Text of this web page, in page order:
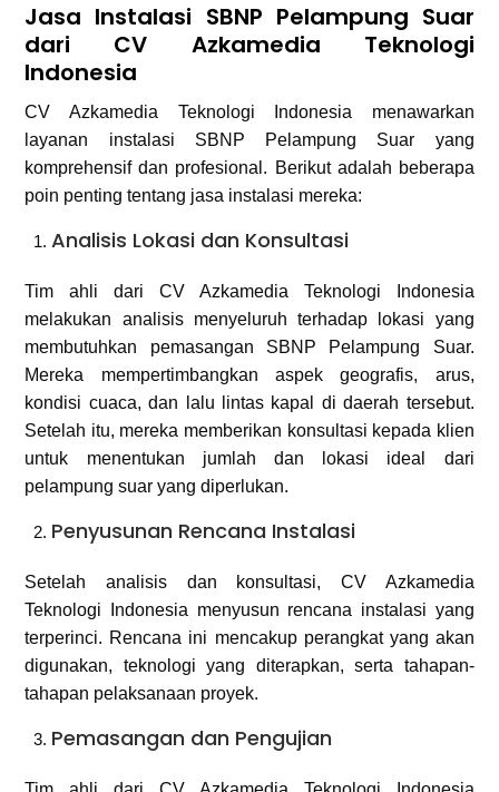
Jasa Instalasi SBNP Pelampung Suar
dari CV Azkamedia Teknologi
Indonesia
CV Azkamedia Teknologi Indonesia menawarkan
layanan instalasi SBNP Pelampung Suar yang
komprehensif dan profesional. Berikut adalah beberapa
poin penting tentang jasa instalasi mereka:
Analisis Lokasi dan Konsultasi
Tim ahli dari CV Azkamedia Teknologi Indonesia
melakukan analisis menyeluruh terhadap lokasi yang
membutuhkan pemasangan SBNP Pelampung Suar.
Mereka mempertimbangkan aspek geografis, arus,
kondisi cuaca, dan lalu lintas kapal di daerah tersebut.
Setelah itu, mereka memberikan konsultasi kepada klien
untuk menentukan jumlah dan lokasi ideal dari
pelampung suar yang diperlukan.
Penyusunan Rencana Instalasi
Setelah analisis dan konsultasi, CV Azkamedia
Teknologi Indonesia menyusun rencana instalasi yang
terperinci. Rencana ini mencakup perangkat yang akan
digunakan, teknologi yang diterapkan, serta tahapan-
tahapan pelaksanaan proyek.
Pemasangan dan Pengujian